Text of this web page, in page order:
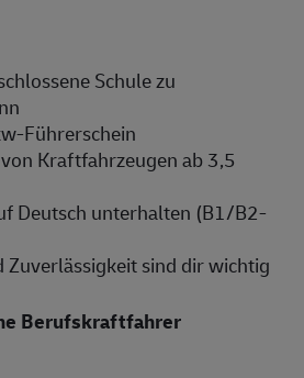
Schule zu
Führerschein
Kraftfahrzeugen ab 3,5
Deutsch unterhalten (B1/B2-
Zuverlässigkeit sind dir wichtig
Berufskraftfahrer